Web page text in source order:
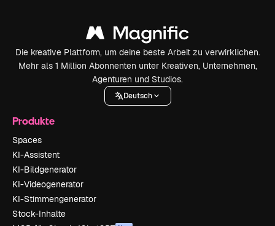
Die kreative Plattform, um deine beste Arbeit zu verwirklichen.
Mehr als 1 Million Abonnenten unter Kreativen, Unternehmen,
Agenturen und Studios.
Deutsch
Produkte
Spaces
KI-Assistent
KI-Bildgenerator
KI-Videogenerator
KI-Stimmengenerator
Stock-Inhalte